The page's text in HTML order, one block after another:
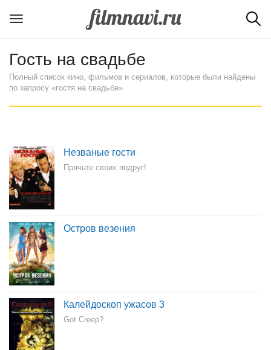
Гость на свадьбе
Полный список кино, фильмов и сериалов, которые были найдены
по запросу «гостя на свадьбе»
Незваные гости
Прячьте своих подруг!
Остров везения
Калейдоскоп ужасов 3
Got Creep?